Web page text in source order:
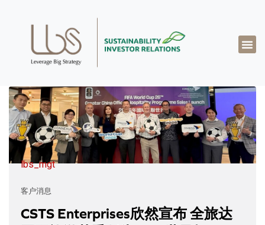
lbs_mgt
客户消息
CSTS Enterprises欣然宣布 全旅达